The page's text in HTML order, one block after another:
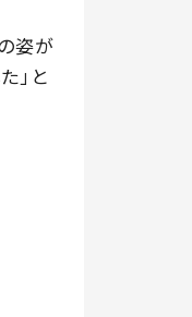
姿が
」と